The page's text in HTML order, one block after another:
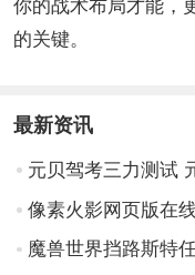
你的战术布局才能，
的关键。
最新资讯
元贝驾考三力测试
像素火影网页版在
魔兽世界挡路斯特